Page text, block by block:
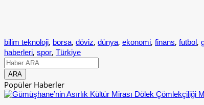
bilim teknoloji, borsa, döviz, dünya, ekonomi, finans, futbol,
haberleri, spor, Türkiye
Popüler Haberler